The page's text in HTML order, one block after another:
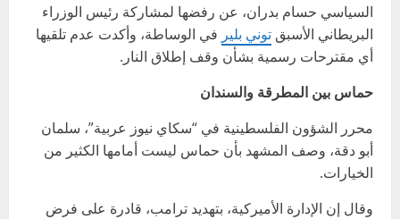
السياسي حسام بدران، عن رفضها لمشاركة رئيس الوزراء
البريطاني الأسبق توني بلير في الوساطة، وأكدت عدم تلقيها
أي مقترحات رسمية بشأن وقف إطلاق النار.
حماس بين المطرقة والسندان
محرر الشؤون الفلسطينية في “سكاي نيوز عربية”، سلمان
أبو دقة، وصف المشهد بأن حماس ليست أمامها الكثير من
الخيارات.
وقال إن الإدارة الأميركية، بتهديد ترامب، قادرة على فرض